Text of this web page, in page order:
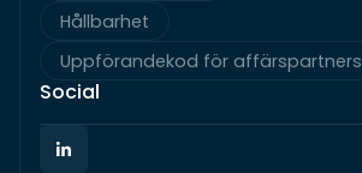
Hållbarhet
Uppförandekod för affärspartners
Social